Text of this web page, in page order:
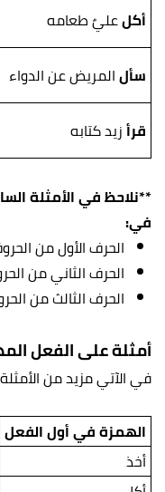
أكلعليٌ طعامه
سألالمريض عن الدواء
قرأزيد كتابه
**نلاحظ في الأمثلة
في:
الحرف الأول من
الحرف الثاني من
الحرف الثالث من
أمثلة على الفعل
في الآتي مزيد من
الهمزة في أول الفعل
أخذ